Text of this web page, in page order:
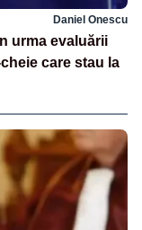
Daniel Onescu
urma evaluării
care stau la